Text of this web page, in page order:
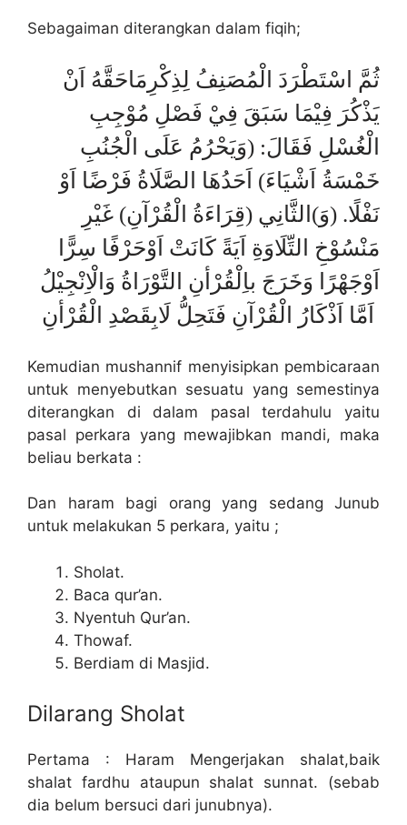
Sebagaiman diterangkan dalam fiqih;
ثُمَّ اسْتَطْرَدَ الْمُصَنِفُ لِذِكْرِمَاحَقَّهُ اَنْ
يَذْكُرَ فِيْمَا سَبَقَ فِيْ فَصْلِ مُوْجِبِ
الْغُسْلِ فَقَالَ: (وَيَحْرُمُ عَلَى الْجُنُبِ
خَمْسَةُ اَشْيَاءَ) اَحَدُهَا الصَّلَاةُ فَرْضًا اَوْ
نَفْلًا. (وَ)الثَّانِي (قِرَاءَةُ الْقُرْآنِ) غَيْرِ
مَنْسُوْخِ التِّلَاوَةِ اَيَةً كَانَتْ اَوْحَرْفًا سِرًّا
اَوْجَهْرًا وَخَرَجَ باِلْقُرْأنِ التَّوْرَاةُ وَالْاِنْجِيْلُ
Kemudian mushannif menyisipkan pembicaraan
untuk menyebutkan sesuatu yang semestinya
diterangkan di dalam pasal terdahulu yaitu
pasal perkara yang mewajibkan mandi, maka
beliau berkata :
Dan haram bagi orang yang sedang Junub
untuk melakukan 5 perkara, yaitu ;
Sholat.
Baca qur’an.
Nyentuh Qur’an.
Thowaf.
Berdiam di Masjid.
Dilarang Sholat
Pertama : Haram Mengerjakan shalat,baik
shalat fardhu ataupun shalat sunnat. (sebab
dia belum bersuci dari junubnya).